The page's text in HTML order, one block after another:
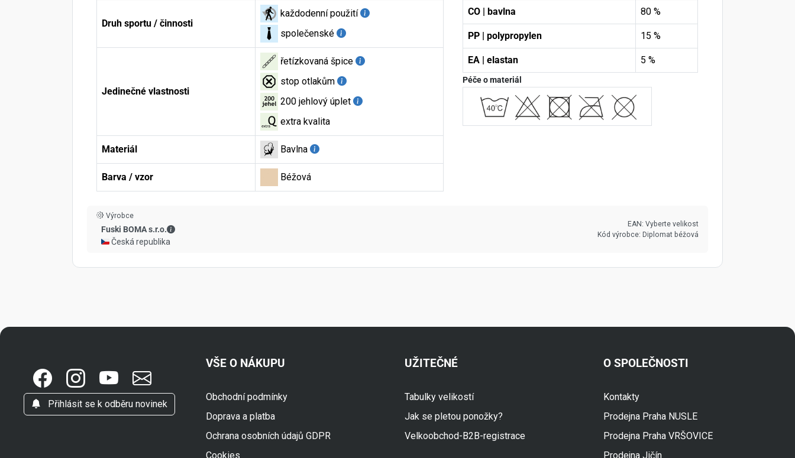
Druh sportu / činnosti
každodenní použití
společenské
Jedinečné vlastnosti
řetízkovaná špice
stop otlakům
200 jehlový úplet
extra kvalita
Materiál Bavlna
Barva / vzor Béžová
CO | bavlna 80 %
PP | polypropylen 15 %
EA | elastan 5 %
Péče o materiál
Výrobce
Fuski BOMA s.r.o.
Fuski BOMA s.r.o. - Kontaktní údaje
🇨🇿 Česká republika
EAN: Vyberte velikost
Kód výrobce: Diplomat béžová
Přihlásit se k odběru novinek
VŠE O NÁKUPU
Obchodní podmínky
Doprava a platba
Ochrana osobních údajů GDPR
Cookies
UŽITEČNÉ
Tabulky velikostí
Jak se pletou ponožky?
Velkoobchod-B2B-registrace
O SPOLEČNOSTI
Kontakty
Prodejna Praha NUSLE
Prodejna Praha VRŠOVICE
Prodejna Jičín
Online